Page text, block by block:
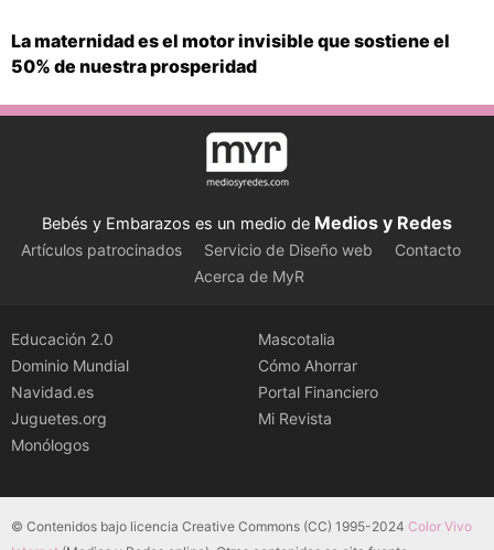
La maternidad es el motor invisible que sostiene el
50% de nuestra prosperidad
Bebés y Embarazos es un medio de Medios y Redes
Artículos patrocinados Servicio de Diseño web
Contacto
Acerca de MyR
Educación 2.0
Dominio Mundial
Navidad.es
Juguetes.org
Monólogos
Mascotalia
Cómo Ahorrar
Portal Financiero
Mi Revista
© Contenidos bajo licencia Creative Commons (CC) 1995-2024 Color Vivo